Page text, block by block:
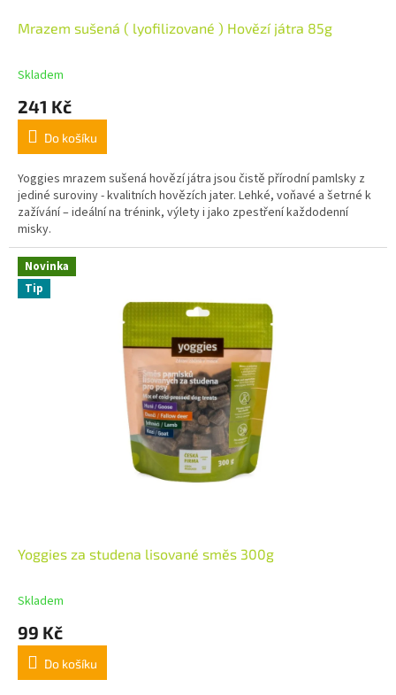
Mrazem sušená ( lyofilizované ) Hovězí játra 85g
Skladem
241 Kč
Do košíku
Yoggies mrazem sušená hovězí játra jsou čistě přírodní pamlsky z
jediné suroviny - kvalitních hovězích jater. Lehké, voňavé a šetrné k
zažívání – ideální na trénink, výlety i jako zpestření každodenní
misky.
Novinka
Tip
Yoggies za studena lisované směs 300g
Skladem
99 Kč
Do košíku